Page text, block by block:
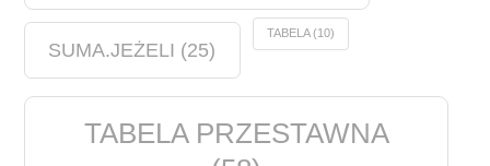
SUMA.JEŻELI (25)
TABELA(10)
TABELA PRZESTAWNA